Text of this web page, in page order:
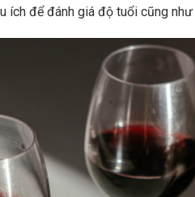
ích để đánh giá độ tuổi cũng